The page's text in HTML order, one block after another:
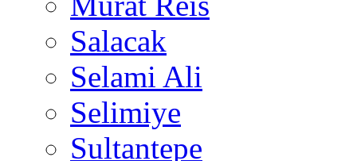
Salacak
Selami Ali
Selimiye
Sultantepe